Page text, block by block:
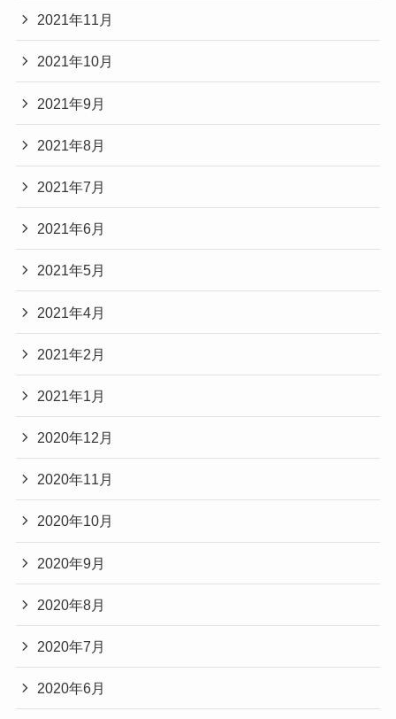
2021年11月
2021年10月
2021年9月
2021年8月
2021年7月
2021年6月
2021年5月
2021年4月
2021年2月
2021年1月
2020年12月
2020年11月
2020年10月
2020年9月
2020年8月
2020年7月
2020年6月